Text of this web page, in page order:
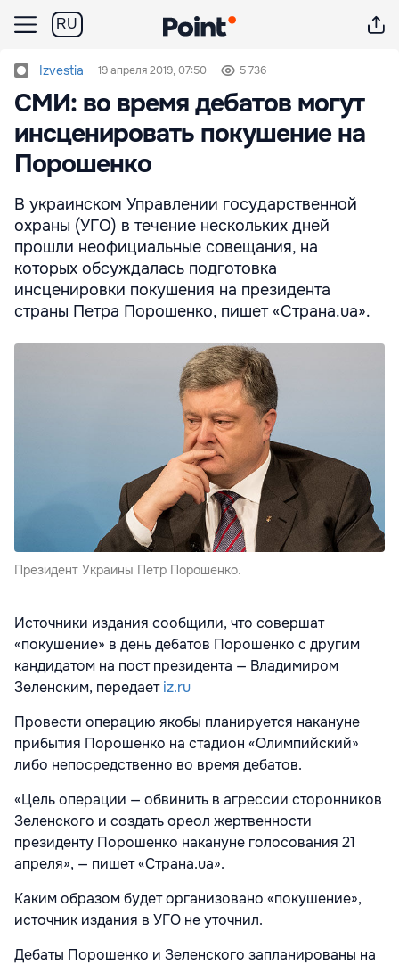
RU
Izvestia 19 апреля 2019, 07:50 5 736
СМИ: во время дебатов могут
инсценировать покушение на
Порошенко
В украинском Управлении государственной
охраны (УГО) в течение нескольких дней
прошли неофициальные совещания, на
которых обсуждалась подготовка
инсценировки покушения на президента
страны Петра Порошенко, пишет «Страна.ua».
Президент Украины Петр Порошенко.
Источники издания сообщили, что совершат
«покушение» в день дебатов Порошенко с другим
кандидатом на пост президента — Владимиром
Зеленским, передаетiz.ru
Провести операцию якобы планируется накануне
прибытия Порошенко на стадион «Олимпийский»
либо непосредственно во время дебатов.
«Цель операции — обвинить в агрессии сторонников
Зеленского и создать ореол жертвенности
президенту Порошенко накануне голосования 21
апреля», — пишет «Страна.ua».
Каким образом будет организовано «покушение»,
источник издания в УГО не уточнил.
Дебаты Порошенко и Зеленского запланированы на